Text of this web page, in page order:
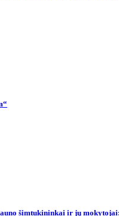
šimtukininkai ir jų